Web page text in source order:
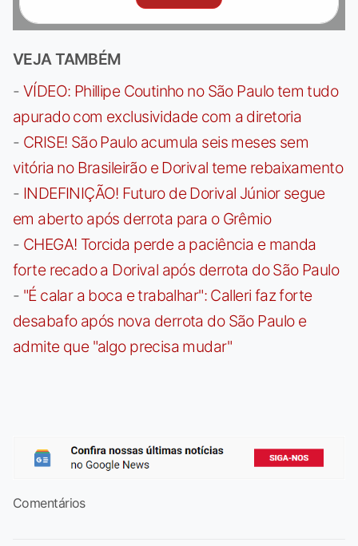
VEJA TAMBÉM
- VÍDEO: Phillipe Coutinho no São Paulo tem tudo
apurado com exclusividade com a diretoria
- CRISE! São Paulo acumula seis meses sem
vitória no Brasileirão e Dorival teme rebaixamento
- INDEFINIÇÃO! Futuro de Dorival Júnior segue
em aberto após derrota para o Grêmio
- CHEGA! Torcida perde a paciência e manda
forte recado a Dorival após derrota do São Paulo
- "É calar a boca e trabalhar": Calleri faz forte
desabafo após nova derrota do São Paulo e
admite que "algo precisa mudar"
Comentários